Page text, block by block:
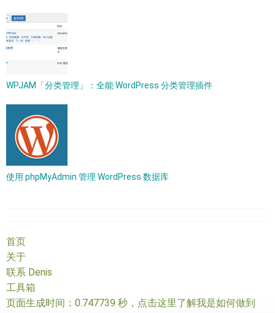
WPJAM「分类管理」：全能 WordPress 分类管理插件
使用 phpMyAdmin 管理 WordPress 数据库
首页
关于
联系 Denis
工具箱
页面生成时间：0.747739 秒， 点击这里了解我是如何做到